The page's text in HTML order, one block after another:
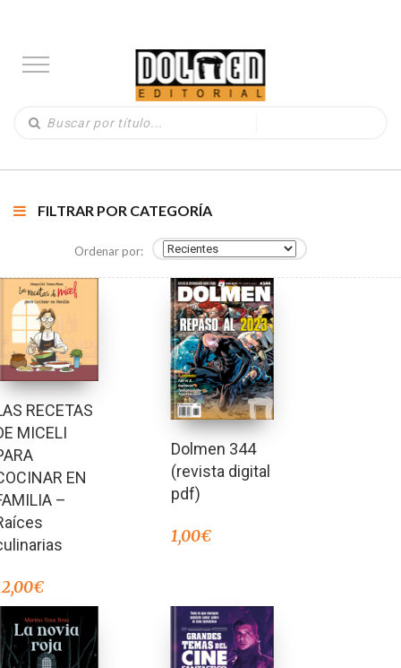
FILTRAR POR CATEGORÍA
Ordenar por:
RECETAS
MICELI
EN
–
€
Dolmen 344
(revista digital
pdf)
1,00€